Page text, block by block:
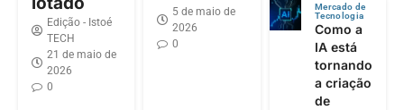
Edição - Istoé
TECH
21 de maio de
2026
0
5 de maio de
2026
0
Mercado de
Tecnologia
Como a
IA está
tornando
a criação
de